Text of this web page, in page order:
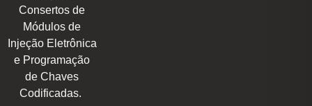
Consertos de
Módulos de
Injeção Eletrônica
e Programação
de Chaves
Codificadas.